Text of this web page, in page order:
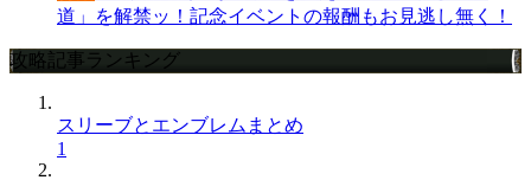
道」を解禁ッ！記念イベントの報酬もお見逃し無く！
攻略記事ランキング
スリーブとエンブレムまとめ
1